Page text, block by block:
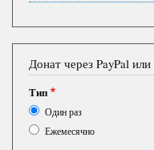
Донат через PayPal
Тип
Один раз
Ежемесячно